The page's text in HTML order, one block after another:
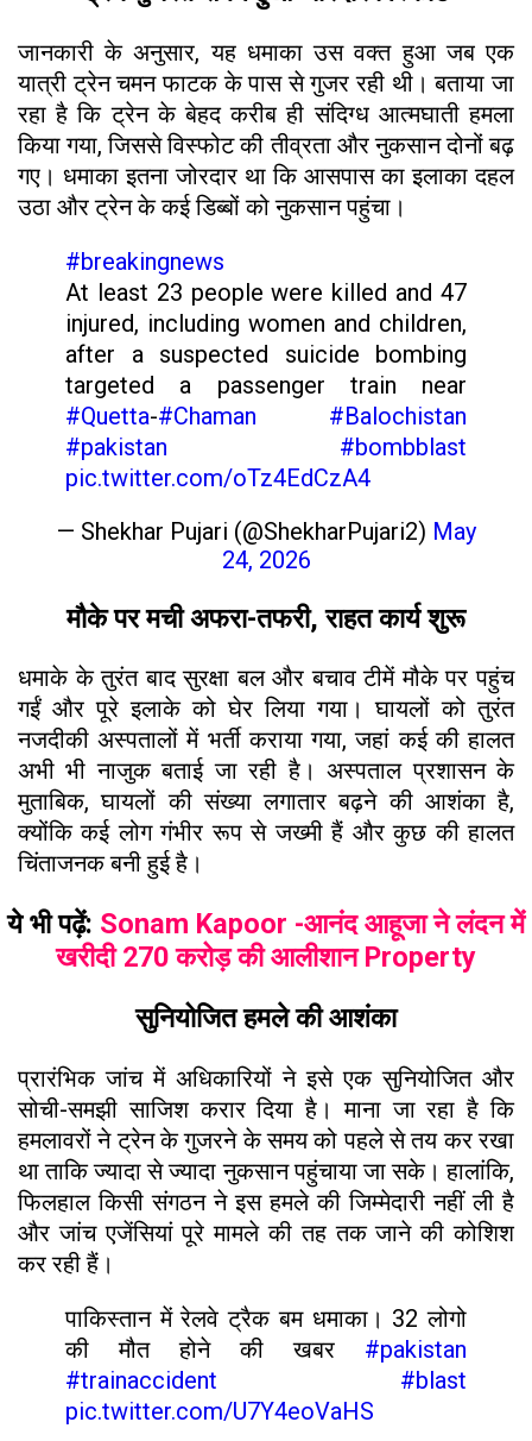
जानकारी के अनुसार, यह धमाका उस वक्त हुआ जब एक
यात्री ट्रेन चमन फाटक के पास से गुजर रही थी। बताया जा
रहा है कि ट्रेन के बेहद करीब ही संदिग्ध आत्मघाती हमला
किया गया, जिससे विस्फोट की तीव्रता और नुकसान दोनों बढ़
गए। धमाका इतना जोरदार था कि आसपास का इलाका दहल
उठा और ट्रेन के कई डिब्बों को नुकसान पहुंचा।
#breakingnews
At least 23 people were killed and 47
injured, including women and children,
after a suspected suicide bombing
targeted a passenger train near
#Quetta-#Chaman
#Balochistan
#pakistan
#bombblast
pic.twitter.com/oTz4EdCzA4
— Shekhar Pujari (@ShekharPujari2) May
24, 2026
मौके पर मची अफरा-तफरी, राहत कार्य शुरू
धमाके के तुरंत बाद सुरक्षा बल और बचाव टीमें मौके पर पहुंच
गईं और पूरे इलाके को घेर लिया गया। घायलों को तुरंत
नजदीकी अस्पतालों में भर्ती कराया गया, जहां कई की हालत
अभी भी नाजुक बताई जा रही है। अस्पताल प्रशासन के
मुताबिक, घायलों की संख्या लगातार बढ़ने की आशंका है,
क्योंकि कई लोग गंभीर रूप से जख्मी हैं और कुछ की हालत
चिंताजनक बनी हुई है।
ये भी पढ़ें: Sonam Kapoor -आनंद आहूजा ने लंदन में
खरीदी 270 करोड़ की आलीशान Property
सुनियोजित हमले की आशंका
प्रारंभिक जांच में अधिकारियों ने इसे एक सुनियोजित और
सोची-समझी साजिश करार दिया है। माना जा रहा है कि
हमलावरों ने ट्रेन के गुजरने के समय को पहले से तय कर रखा
था ताकि ज्यादा से ज्यादा नुकसान पहुंचाया जा सके। हालांकि,
फिलहाल किसी संगठन ने इस हमले की जिम्मेदारी नहीं ली है
और जांच एजेंसियां पूरे मामले की तह तक जाने की कोशिश
कर रही हैं।
पाकिस्तान में रेलवे ट्रैक बम धमाका। 32 लोगो
की मौत होने की खबर #pakistan
#trainaccident
#blast
pic.twitter.com/U7Y4eoVaHS